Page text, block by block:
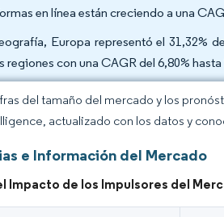
en línea están creciendo a una
Europa representó el 31,32%
regiones con una CAGR del 6,80% hasta
del tamaño del mercado y los
actualizado con los datos y
e Información del Mercado
Impacto de los Impulsores del